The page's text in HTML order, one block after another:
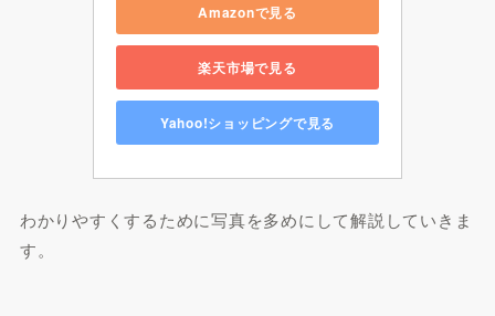
Amazonで見る
楽天市場で見る
Yahoo!ショッピングで見る
わかりやすくするために写真を多めにして解説していきま
す。